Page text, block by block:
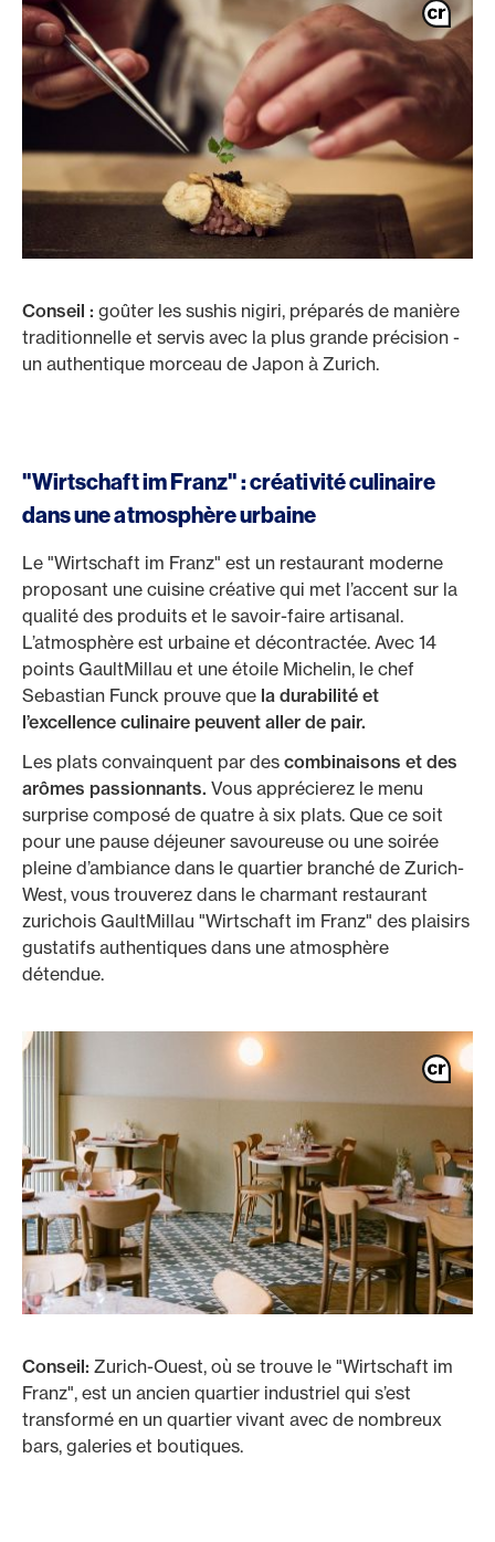
Conseil : goûter les sushis nigiri, préparés de manière
traditionnelle et servis avec la plus grande précision -
un authentique morceau de Japon à Zurich.
"Wirtschaft im Franz" : créativité culinaire
dans une atmosphère urbaine
Le "Wirtschaft im Franz" est un restaurant moderne
proposant une cuisine créative qui met l’accent sur la
qualité des produits et le savoir-faire artisanal.
L’atmosphère est urbaine et décontractée. Avec 14
points GaultMillau et une étoile Michelin, le chef
Sebastian Funck prouve que la durabilité et
l’excellence culinaire peuvent aller de pair.
Les plats convainquent par des combinaisons et des
arômes passionnants. Vous apprécierez le menu
surprise composé de quatre à six plats. Que ce soit
pour une pause déjeuner savoureuse ou une soirée
pleine d’ambiance dans le quartier branché de Zurich-
West, vous trouverez dans le charmant restaurant
zurichois GaultMillau "Wirtschaft im Franz" des plaisirs
gustatifs authentiques dans une atmosphère
détendue.
Conseil: Zurich-Ouest, où se trouve le "Wirtschaft im
Franz", est un ancien quartier industriel qui s’est
transformé en un quartier vivant avec de nombreux
bars, galeries et boutiques.